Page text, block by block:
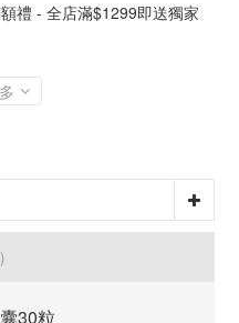
禮 - 全店滿$1299即送獨家
30粒